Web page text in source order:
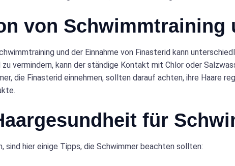
von Schwimmtraining
und der Einnahme von Finasterid kann
vermindern, kann der ständige Kontakt mit Chlor oder
die Finasterid einnehmen, sollten darauf achten, ihre Haare
für
sind hier einige Tipps, die Schwimmer beachten sollten: